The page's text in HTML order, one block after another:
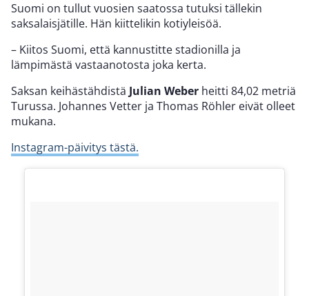
Suomi on tullut vuosien saatossa tutuksi tällekin
saksalaisjätille. Hän kiittelikin kotiyleisöä.
– Kiitos Suomi, että kannustitte stadionilla ja
lämpimästä vastaanotosta joka kerta.
Saksan keihästähdistä Julian Weber heitti 84,02 metriä
Turussa. Johannes Vetter ja Thomas Röhler eivät olleet
mukana.
Instagram-päivitys tästä.